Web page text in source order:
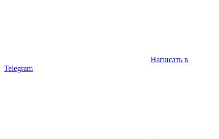
Написать в
Telegram